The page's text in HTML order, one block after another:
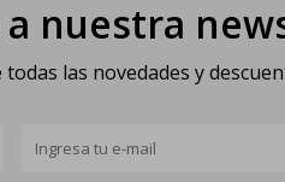
a nuestra
las novedades y